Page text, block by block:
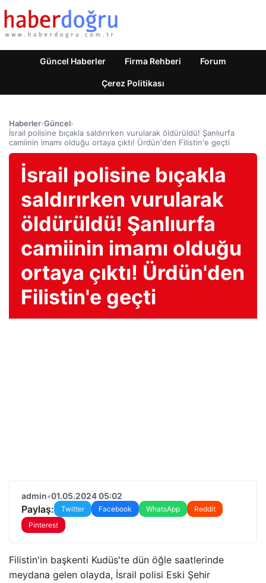
Güncel Haberler Firma Rehberi Forum
Çerez Politikası
Haberler›Güncel›
İsrail polisine bıçakla saldırırken vurularak öldürüldü! Şanlıurfa
camiinin imamı olduğu ortaya çıktı! Ürdün'den Filistin'e geçti
İsrail polisine bıçakla
saldırırken vurularak
öldürüldü! Şanlıurfa
camiinin imamı olduğu
ortaya çıktı! Ürdün'den
Filistin'e geçti
admin•01.05.2024 05:02
Paylaş: Twitter Facebook WhatsApp
Reddit
Pinterest
Filistin'in başkenti Kudüs'te dün öğle saatlerinde
meydana gelen olayda, İsrail polisi Eski Şehir